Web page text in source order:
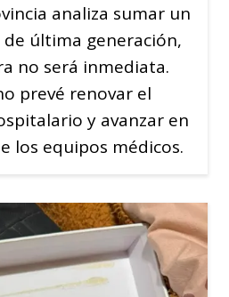
analiza sumar un
última generación,
no será inmediata.
prevé renovar el
y avanzar en
los equipos médicos.